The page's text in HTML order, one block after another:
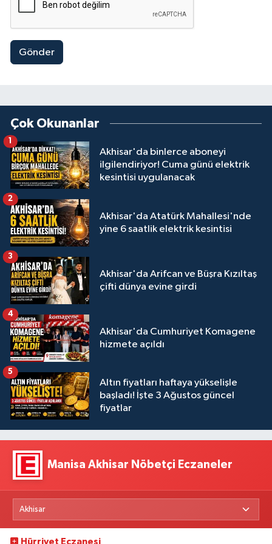
Gönder
Çok Okunanlar
Akhisar'da binlerce aboneyi
ilgilendiriyor! Cuma günü elektrik
kesintisi uygulanacak
1
Akhisar'da Atatürk Mahallesi'nde
yine 6 saatlik elektrik kesintisi
2
Akhisar'da Arifcan ve Büşra Kızıltaş
çifti dünya evine girdi
3
Akhisar'da Cumhuriyet Komagene
hizmete açıldı
4
Altın fiyatları haftaya yükselişle
başladı! İşte 3 Ağustos güncel
fiyatlar
5
Manisa Akhisar Nöbetçi Eczaneler
Hürriyet Eczanesi